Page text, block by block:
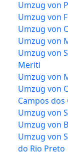
Umzug von
Umzug von
Umzug von
Umzug von
Umzug von
Meriti
Umzug von
Umzug von
Campos dos
Umzug von
Umzug von
Umzug von
do Rio Preto